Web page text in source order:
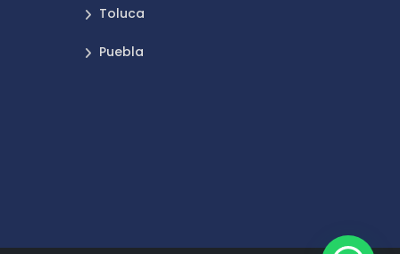
Toluca
Puebla